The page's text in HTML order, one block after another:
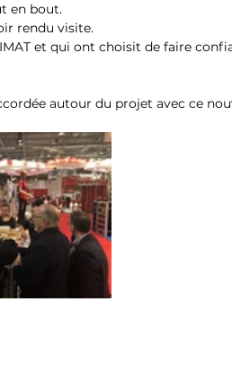
en bout.
rendu visite.
et qui ont choisit de faire
autour du projet avec ce